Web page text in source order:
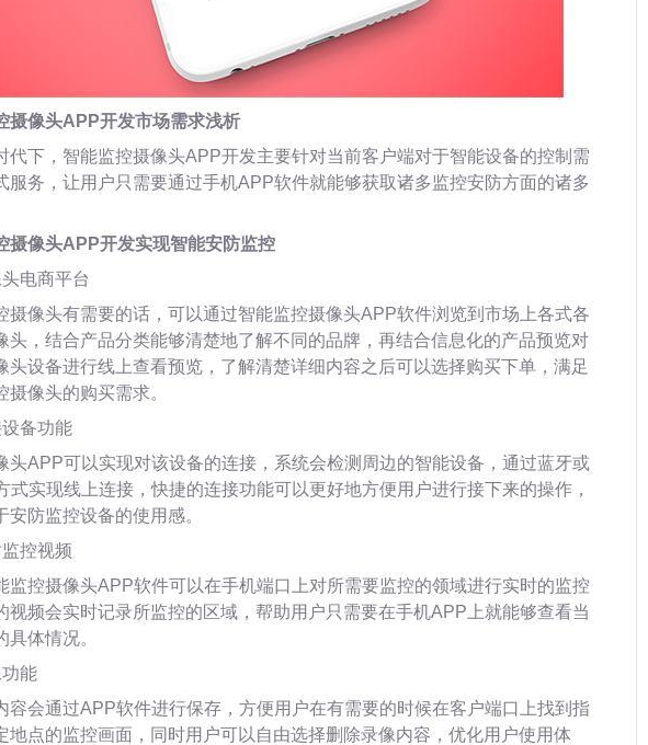
摄像头APP开发市场需求浅析
代下，智能监控摄像头APP开发主要针对当前客户端对于智能设备的控制需
服务，让用户只需要通过手机APP软件就能够获取诸多监控安防方面的诸多
摄像头APP开发实现智能安防监控
电商平台
摄像头有需要的话，可以通过智能监控摄像头APP软件浏览到市场上各式各
头，结合产品分类能够清楚地了解不同的品牌，再结合信息化的产品预览对
头设备进行线上查看预览，了解清楚详细内容之后可以选择购买下单，满足
摄像头的购买需求。
备功能
头APP可以实现对该设备的连接，系统会检测周边的智能设备，通过蓝牙或
式实现线上连接，快捷的连接功能可以更好地方便用户进行接下来的操作，
安防监控设备的使用感。
控视频
监控摄像头APP软件可以在手机端口上对所需要监控的领域进行实时的监控
视频会实时记录所监控的区域，帮助用户只需要在手机APP上就能够查看当
具体情况。
能
容会通过APP软件进行保存，方便用户在有需要的时候在客户端口上找到指
地点的监控画面，同时用户可以自由选择删除录像内容，优化用户使用体